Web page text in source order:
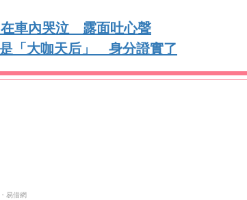
在車內哭泣 露面吐心聲
「大咖天后」 身分證實了
易借網